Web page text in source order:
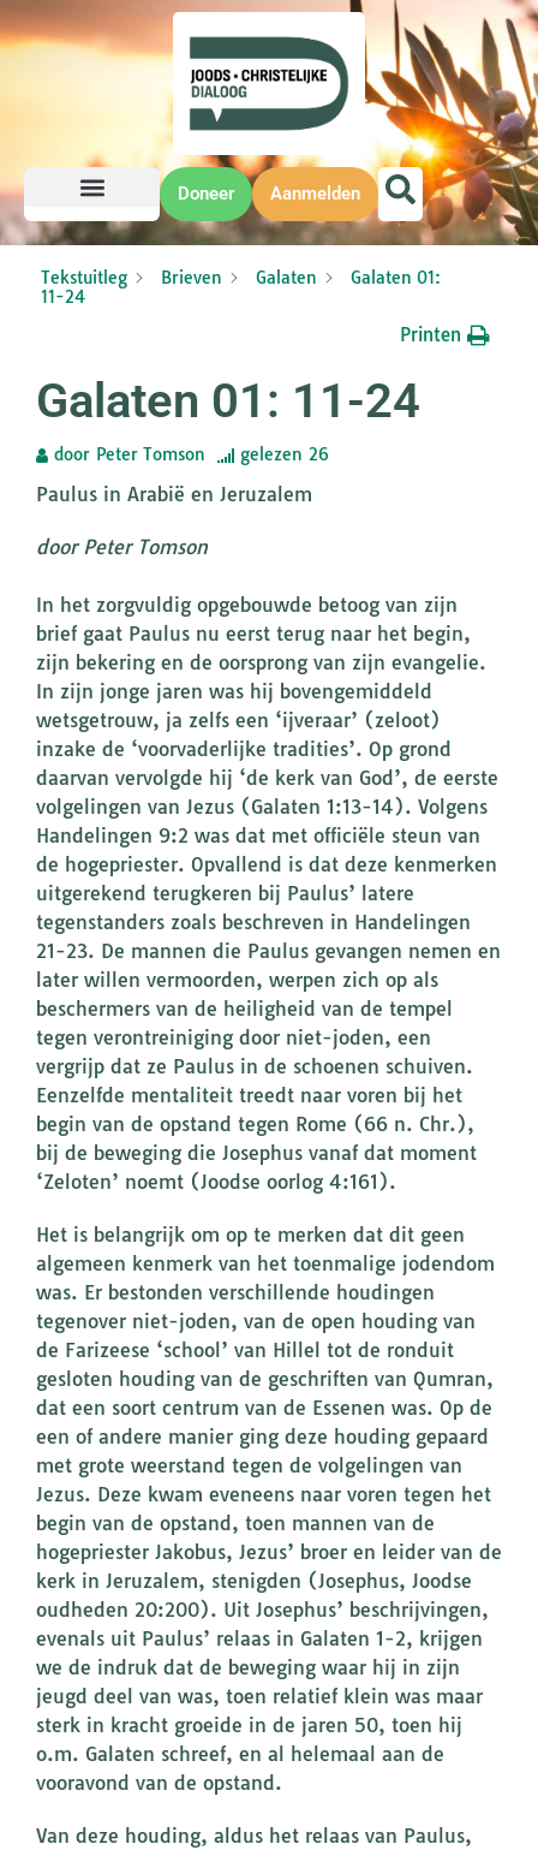
Doneer Aanmelden
Tekstuitleg Brieven Galaten
Galaten 01:
11-24
Printen
Galaten 01: 11-24
door Peter Tomson gelezen 26
Paulus in Arabië en Jeruzalem
door Peter Tomson
In het zorgvuldig opgebouwde betoog van zijn
brief gaat Paulus nu eerst terug naar het begin,
zijn bekering en de oorsprong van zijn evangelie.
In zijn jonge jaren was hij bovengemiddeld
wetsgetrouw, ja zelfs een ‘ijveraar’ (zeloot)
inzake de ‘voorvaderlijke tradities’. Op grond
daarvan vervolgde hij ‘de kerk van God’, de eerste
volgelingen van Jezus (Galaten 1:13-14). Volgens
Handelingen 9:2 was dat met officiële steun van
de hogepriester. Opvallend is dat deze kenmerken
uitgerekend terugkeren bij Paulus’ latere
tegenstanders zoals beschreven in Handelingen
21-23. De mannen die Paulus gevangen nemen en
later willen vermoorden, werpen zich op als
beschermers van de heiligheid van de tempel
tegen verontreiniging door niet-joden, een
vergrijp dat ze Paulus in de schoenen schuiven.
Eenzelfde mentaliteit treedt naar voren bij het
begin van de opstand tegen Rome (66 n. Chr.),
bij de beweging die Josephus vanaf dat moment
‘Zeloten’ noemt (Joodse oorlog 4:161).
Het is belangrijk om op te merken dat dit geen
algemeen kenmerk van het toenmalige jodendom
was. Er bestonden verschillende houdingen
tegenover niet-joden, van de open houding van
de Farizeese ‘school’ van Hillel tot de ronduit
gesloten houding van de geschriften van Qumran,
dat een soort centrum van de Essenen was. Op de
een of andere manier ging deze houding gepaard
met grote weerstand tegen de volgelingen van
Jezus. Deze kwam eveneens naar voren tegen het
begin van de opstand, toen mannen van de
hogepriester Jakobus, Jezus’ broer en leider van de
kerk in Jeruzalem, stenigden (Josephus, Joodse
oudheden 20:200). Uit Josephus’ beschrijvingen,
evenals uit Paulus’ relaas in Galaten 1-2, krijgen
we de indruk dat de beweging waar hij in zijn
jeugd deel van was, toen relatief klein was maar
sterk in kracht groeide in de jaren 50, toen hij
o.m. Galaten schreef, en al helemaal aan de
vooravond van de opstand.
Van deze houding, aldus het relaas van Paulus,